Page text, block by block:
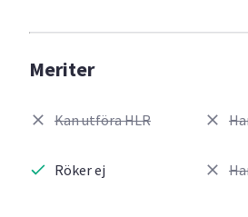
Meriter
Kan utföra HLR
Röker ej